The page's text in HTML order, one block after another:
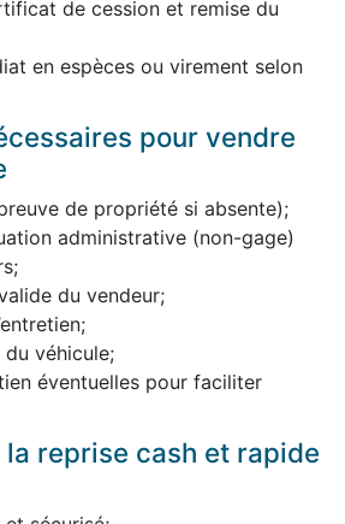
de cession et remise du
en espèces ou virement selon
pour vendre
de propriété si absente);
administrative (non-gage)
du vendeur;
véhicule;
éventuelles pour faciliter
reprise cash et rapide